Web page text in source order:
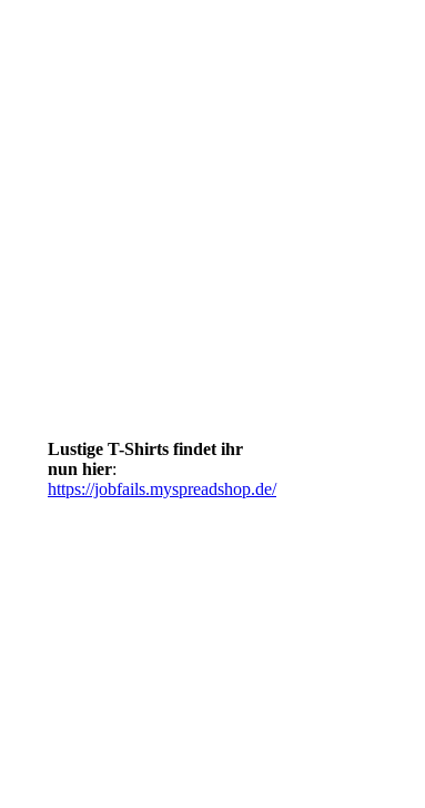
Lustige T-Shirts findet ihr
nun hier:
https://jobfails.myspreadshop.de/